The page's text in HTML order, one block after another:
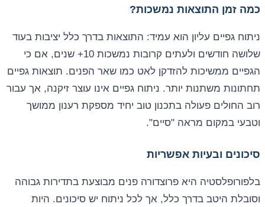
כמה זמן התוצאות נמשכות?
ניתוח גפיים עליון הוא עמיד: התוצאות בדרך כלל יציבות בעוד
שלושה חודשים ולעתים קרובות נמשכות 10+ שנים, אם כי
הגפיים ממשיכות להזדקן לאט כמו שאר הפנים. תוצאות גפיים
תחתונות משתנות יותר. ניתוח גפיים אינו עוצר זיקנה, אך עבור
רוב החולים פעולה בתכנון טוב יחיד מספקת רענון ממושך
וטבעי במקום מראה "סיים".
סיכונים ובעיות אפשריות
בלפורופלסטיה היא פרוצדורה פנים מבוצעת בתדירות גבוהה
וסובלת היטב בדרך כלל, אך לכל ניתוח יש סיכונים. היות